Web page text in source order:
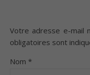
Votre adresse e-mail
obligatoires sont
Nom *